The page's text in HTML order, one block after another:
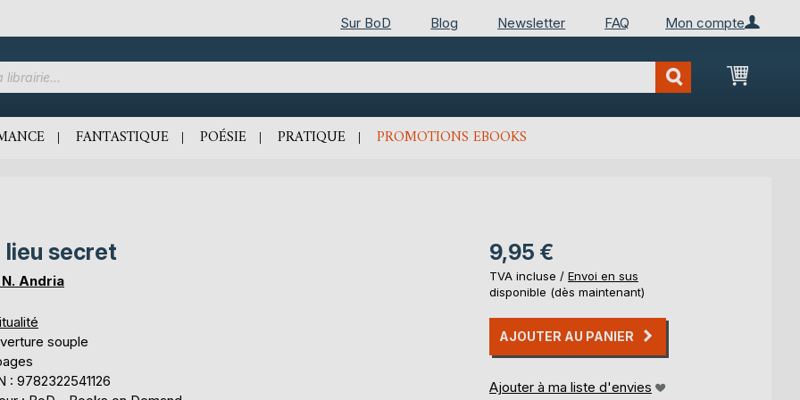
Mon compte
Sur BoD Blog Newsletter FAQ
Mon
FANTASTIQUE POÉSIE PRATIQUE PROMOTIONS EBOOKS
lieu secret
N. Andria
souple
: 9782322541126
9,95 €
TVA incluse / Envoi en sus
disponible (dès maintenant)
AJOUTER AU PANIER
Ajouter à ma liste d'envies